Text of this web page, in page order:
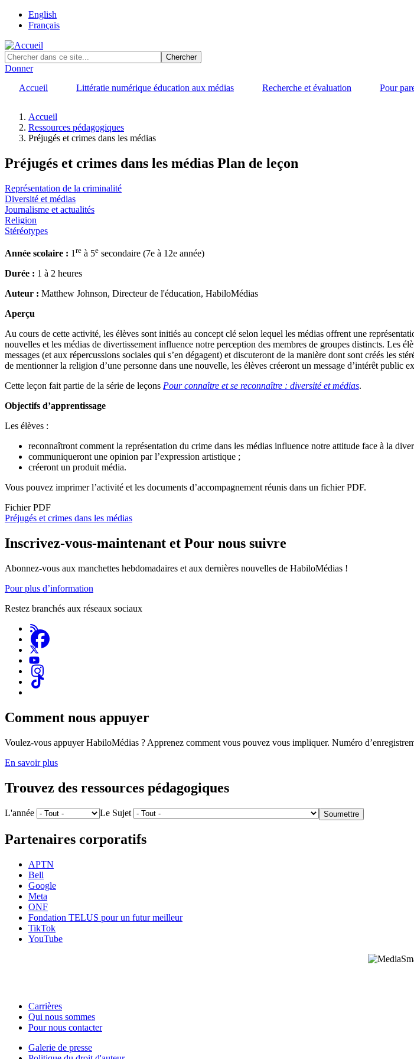
Skip
content
English
Français
Donner
Accueil
Littératie numérique éducation aux médias Recherche et évaluation Pour
Fil
d'Ariane
Accueil
Ressources pédagogiques
Préjugés et crimes dans les médias
Préjugés et crimes dans les médias Plan de leçon
Categories
Représentation de la criminalité
Diversité et médias
Journalisme et actualités
Religion
Stéréotypes
Année scolaire : 1 re à 5e secondaire (7e à 12e année)
Durée : 1 à 2 heures
Auteur : Matthew Johnson, Directeur de l'éducation, HabiloMédias
Aperçu
Au cours de cette activité, les élèves sont initiés au concept clé selon lequel les médias offrent une
nouvelles et les médias de divertissement influence notre perception des membres de groupes distincts. Les
messages (et aux répercussions sociales qui s’en dégagent) et discuteront de la manière dont sont créés les
de mentionner la religion d’une personne dans une nouvelle, les élèves créeront un message d’intérêt public
Cette leçon fait partie de la série de leçons Pour connaître et se reconnaître : diversité et médias.
Objectifs d’apprentissage
Les élèves :
reconnaîtront comment la représentation du crime dans les médias influence notre attitude face à la
communiqueront une opinion par l’expression artistique ;
créeront un produit média.
Vous pouvez imprimer l’activité et les documents d’accompagnement réunis dans un fichier PDF.
Fichier PDF
Document
Préjugés et crimes dans les médias
Inscrivez-vous-maintenant et Pour nous suivre
Abonnez-vous aux manchettes hebdomadaires et aux dernières nouvelles de HabiloMédias !
Pour plus d’information
Restez branchés aux réseaux sociaux
Comment nous appuyer
Voulez-vous appuyer HabiloMédias ? Apprenez comment vous pouvez vous impliquer. Numéro
En savoir plus
Trouvez des ressources pédagogiques
L'année Le Sujet
Partenaires corporatifs
APTN
Bell
Google
Meta
ONF
Fondation TELUS pour un futur meilleur
TikTok
YouTube
Footer
This
Carrières
Qui nous sommes
Pour nous contacter
Galerie de presse